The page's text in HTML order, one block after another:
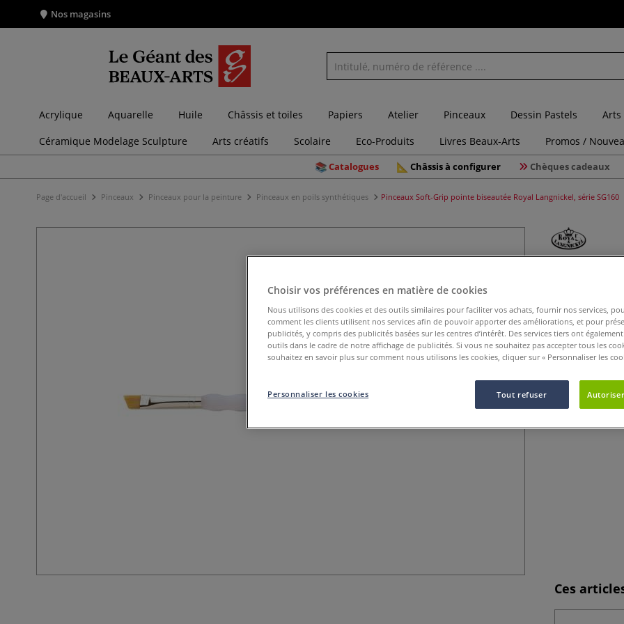
Nos magasins
Acrylique Aquarelle Huile Châssis et toiles Papiers Atelier Pinceaux Dessin Pastels
Arts
Céramique Modelage Sculpture
Arts créatifs Scolaire Eco-Produits Livres Beaux-Arts Promos /
Catalogues Châssis à configurer Chèques cadeaux
Page d'accueil Pinceaux Pinceaux pour la peinture Pinceaux en poils synthétiques Pinceaux Soft-Grip pointe biseautée Royal Langnickel, série SG160
Pour les angles
Ces
Choisir vos préférences en matière de cookies
Nous utilisons des cookies et des outils similaires pour faciliter vos achats, fournir nos services,
comment les clients utilisent nos services afin de pouvoir apporter des améliorations, et pour
publicités, y compris des publicités basées sur les centres d’intérêt. Des services tiers ont
outils dans le cadre de notre affichage de publicités. Si vous ne souhaitez pas accepter tous les
souhaitez en savoir plus sur comment nous utilisons les cookies, cliquer sur « Personnaliser les
Tout refuser
Personnaliser les cookies